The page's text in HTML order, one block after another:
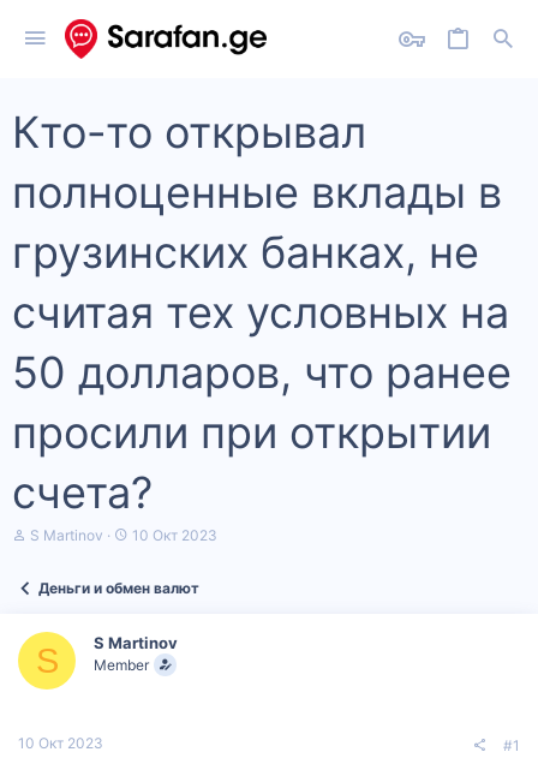
Кто-то открывал
полноценные вклады в
грузинских банках, не
считая тех условных на
50 долларов, что ранее
просили при открытии
счета?
А
т
м
ы
S Martinov
Д
а
ч
а
10 Окт 2023
Деньги и обмен валют
S S Martinov
Member
10 Окт 2023 #1